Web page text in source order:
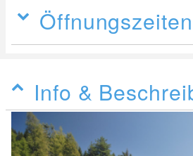
Öffnungszeiten
Info &